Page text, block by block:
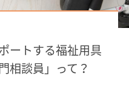
ートする福祉用具
相談員」って？